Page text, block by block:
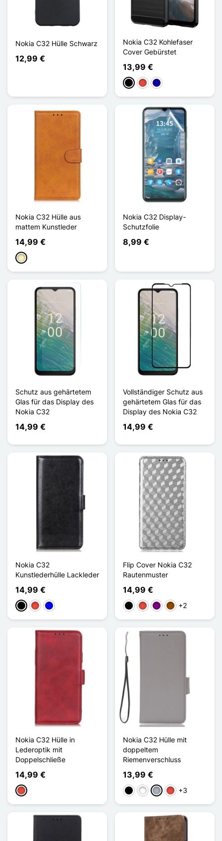
Nokia C32 Hülle Schwarz
12,99 €
Nokia C32 Kohlefaser
Cover Gebürstet
13,99 €
Schwarz
Rot Dunkelblau
Nokia C32 Hülle aus
mattem Kunstleder
14,99 €
Hellbraun
Nokia C32 Display-
Schutzfolie
8,99 €
Schutz aus gehärtetem
Glas für das Display des
Nokia C32
14,99 €
Vollständiger Schutz aus
gehärtetem Glas für das
Display des Nokia C32
14,99 €
Nokia C32
Kunstlederhülle Lackleder
14,99 €
Schwarz
Rot Blau
Flip Cover Nokia C32
Rautenmuster
14,99 €
Schwarz
Rot ViolettBraun
+2
Nokia C32 Hülle in
Lederoptik mit
Doppelschließe
14,99 €
Rot
Nokia C32 Hülle mit
doppeltem
Riemenverschluss
13,99 €
Schwarz
WeißGrauRot +3